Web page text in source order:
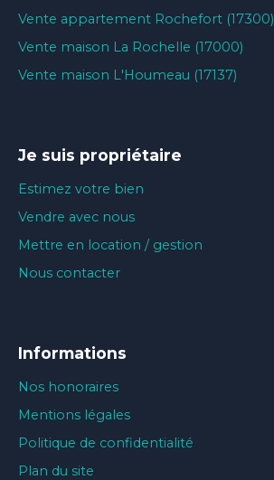
Vente appartement Rochefort (17300)
Vente maison La Rochelle (17000)
Vente maison L'Houmeau (17137)
Je suis propriétaire
Estimez votre bien
Vendre avec nous
Mettre en location / gestion
Nous contacter
Informations
Nos honoraires
Mentions légales
Politique de confidentialité
Plan du site